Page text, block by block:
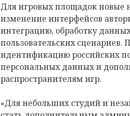
Для игровых площадок новые
изменение интерфейсов
интеграцию, обработку
пользовательских сценариев.
идентификацию российских
персональных данных и
распространителям игр.
«Для небольших студий и